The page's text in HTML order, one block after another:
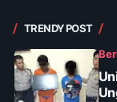
TRENDY POST